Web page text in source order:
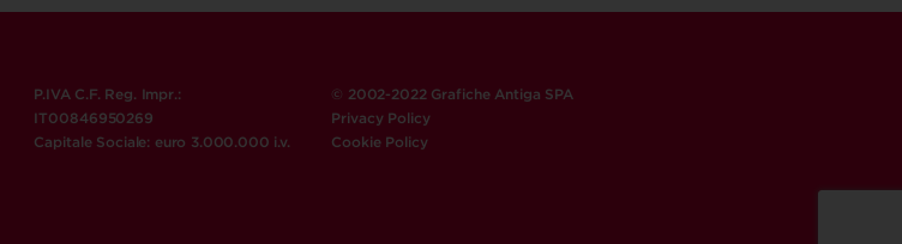
P.IVA C.F. Reg. Impr.:
IT00846950269
Capitale Sociale: euro 3.000.000 i.v.
© 2002-2022 Grafiche Antiga SPA
Privacy Policy
Cookie Policy